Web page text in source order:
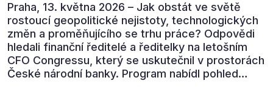
Praha, 13. května 2026 – Jak obstát ve světě
rostoucí geopolitické nejistoty, technologických
změn a proměňujícího se trhu práce? Odpovědi
hledali finanční ředitelé a ředitelky na letošním
CFO Congressu, který se uskutečnil v prostorách
České národní banky. Program nabídl pohled